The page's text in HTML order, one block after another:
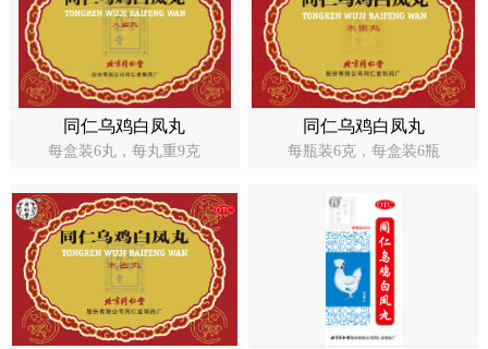
博物
同仁乌鸡白凤丸
每盒装6丸，每丸重9克
同仁乌鸡白凤丸
每瓶装6克，每盒装6瓶